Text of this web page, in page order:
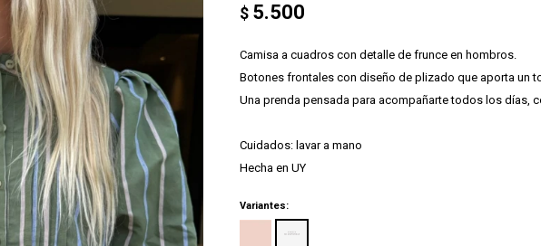
$ 5.500
Camisa a cuadros con detalle de frunce en hombros.
Botones frontales con diseño de plizado que aporta un
Una prenda pensada para acompañarte todos los días,
Cuidados: lavar a mano
Hecha en UY
Variantes: